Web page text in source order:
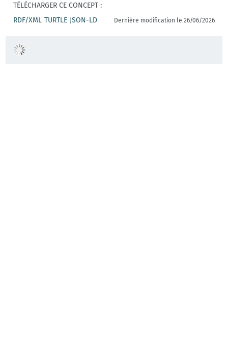
TÉLÉCHARGER CE CONCEPT :
RDF/XML TURTLE JSON-LD Dernière modification le 26/06/2026